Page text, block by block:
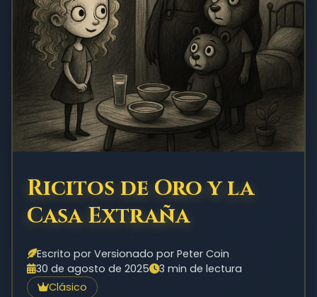
Ricitos de Oro y la
Casa Extraña
Escrito por Versionado por Peter Coin
30 de agosto de 2025
3 min de lectura
Clásico